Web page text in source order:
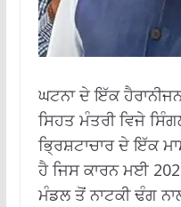
ਘਟਨਾ ਦੇ ਇੱਕ
ਸਿਹਤ ਮੰਤਰੀ ਵਿਜੇ
ਭ੍ਰਿਸ਼ਟਾਚਾਰ ਦੇ ਇੱਕ
ਹੈ ਜਿਸ ਕਾਰਨ ਮਈ
ਮੰਡਲ ਤੋਂ ਨਾਟਕੀ ਢੰਗ